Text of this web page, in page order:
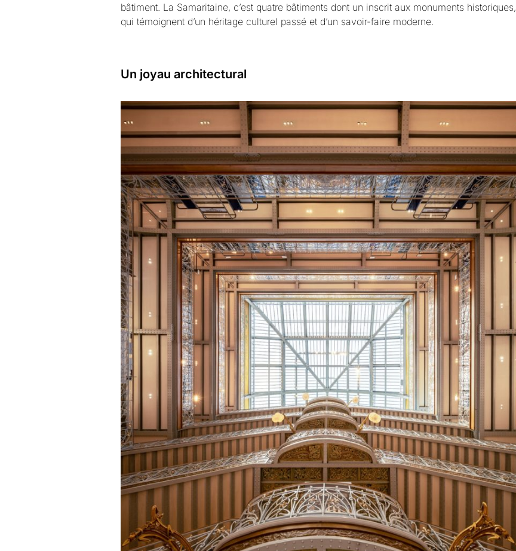
bâtiment. La Samaritaine, c’est quatre bâtiments dont un inscrit aux monuments historiques,
qui témoignent d’un héritage culturel passé et d’un savoir-faire moderne.
Un joyau architectural